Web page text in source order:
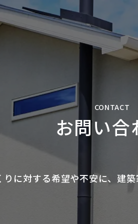
CONTACT
お問い合
に対する希望や不安に、 建